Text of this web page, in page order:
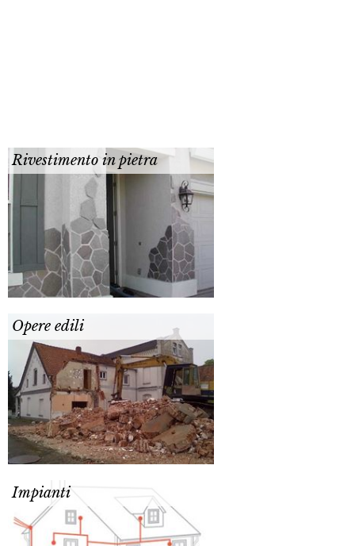
Rivestimento in pietra
Opere edili
Impianti